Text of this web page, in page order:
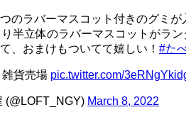
のラバーマスコット付きのグミが
半立体のラバーマスコットがラン
、おまけもついてて嬉しい！ #た
貨売場 pic.twitter.com/
March 8, 2022